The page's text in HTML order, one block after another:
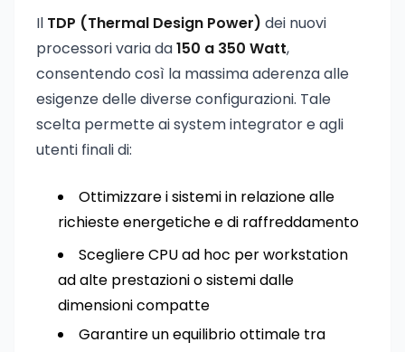
Il TDP (Thermal Design Power) dei nuovi
processori varia da150 a 350 Watt,
consentendo così la massima aderenza alle
esigenze delle diverse configurazioni. Tale
scelta permette ai system integrator e agli
utenti finali di:
Ottimizzare i sistemi in relazione alle
richieste energetiche e di raffreddamento
Scegliere CPU ad hoc per workstation
ad alte prestazioni o sistemi dalle
dimensioni compatte
Garantire un equilibrio ottimale tra